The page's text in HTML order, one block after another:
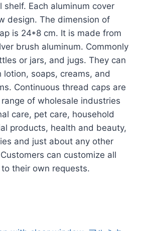
Each aluminum cover
design. The dimension of
is 24*8 cm. It is made from
brush aluminum. Commonly
or jars, and jugs. They can
soaps, creams, and
Continuous thread caps are
of wholesale industries
care, pet care, household
products, health and beauty,
and just about any other
can customize all
their own requests.